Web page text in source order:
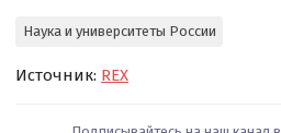
Наука и университеты России
Источник: REX